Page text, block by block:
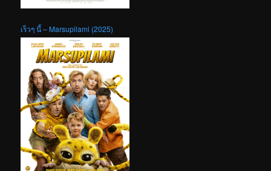
เร็วๆ นี้ – Marsupilami (2025)